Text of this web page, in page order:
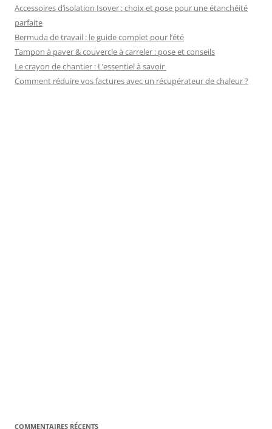
Accessoires d’isolation Isover : choix et pose pour une étanchéité
parfaite
Bermuda de travail : le guide complet pour l’été
Tampon à paver & couvercle à carreler : pose et conseils
Le crayon de chantier : L’essentiel à savoir
Comment réduire vos factures avec un récupérateur de chaleur ?
COMMENTAIRES RÉCENTS